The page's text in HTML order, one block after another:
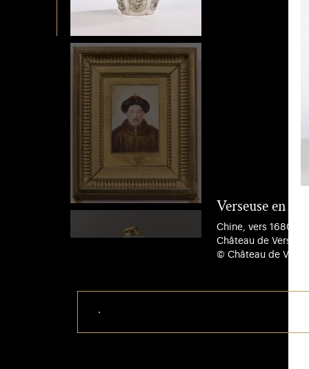
Verseuse en
Chine, vers 1680-
Château de
© Château de